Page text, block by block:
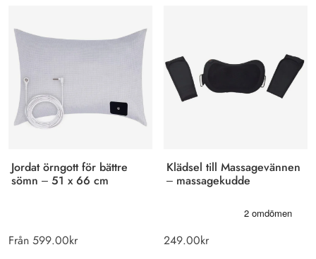
Jordat örngott för bättre
sömn – 51 x 66 cm
Från 599.00kr
Klädsel till Massagevännen
– massagekudde
249.00kr